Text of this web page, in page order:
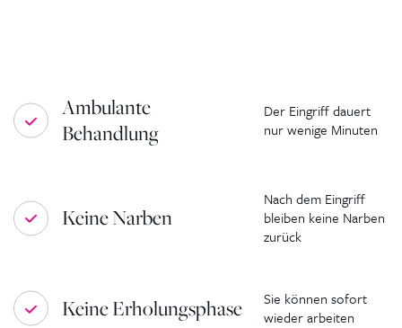
Ambulante
Behandlung
Der Eingriff dauert
nur wenige Minuten
Keine Narben
Nach dem Eingriff
bleiben keine Narben
zurück
Keine Erholungsphase
Sie können sofort
wieder arbeiten